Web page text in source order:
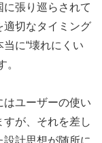
張り巡らされて
適切なタイミング
に“壊れにくい
。
はユーザーの使い
が、それを差し